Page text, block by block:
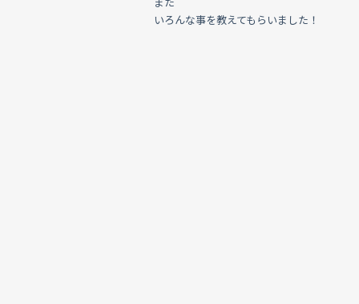
いろんな事を教えてもらいました！